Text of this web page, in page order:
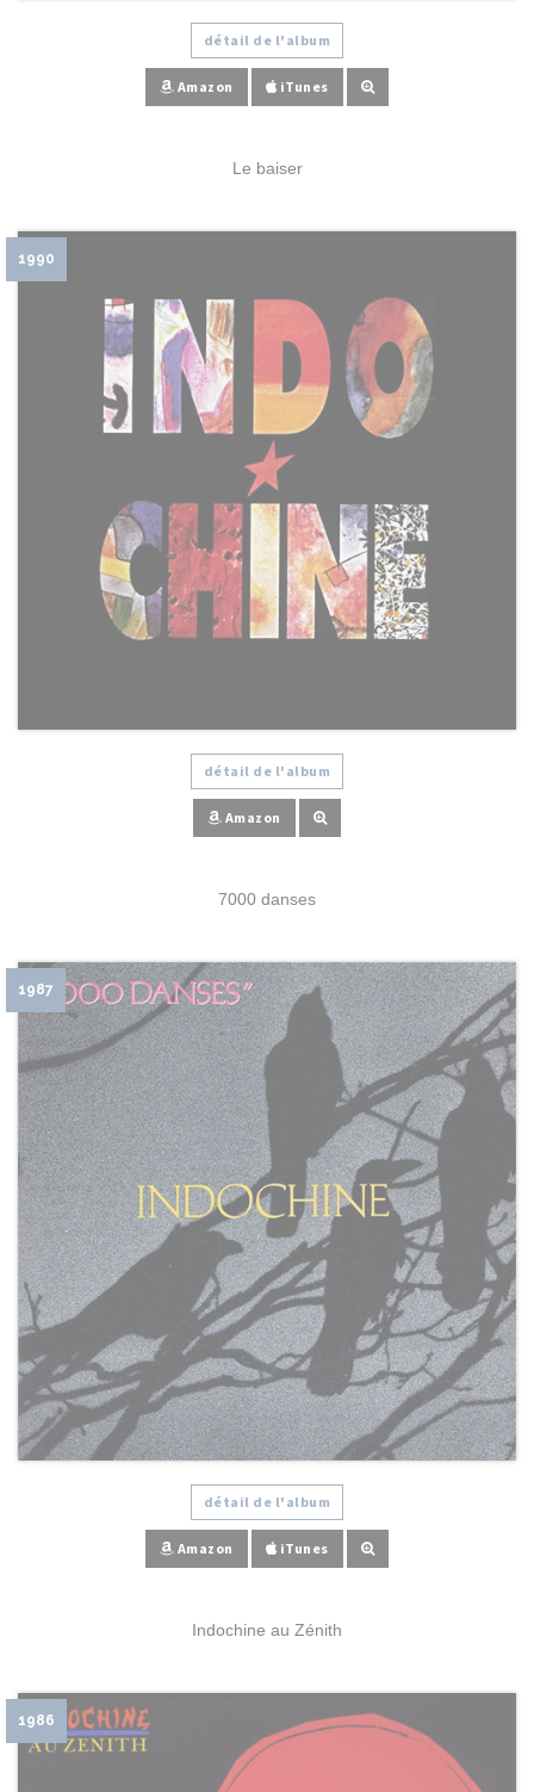
détail de l'album
Amazon iTunes
Le baiser
1990
détail de l'album
Amazon
7000 danses
1987
détail de l'album
Amazon iTunes
Indochine au Zénith
1986